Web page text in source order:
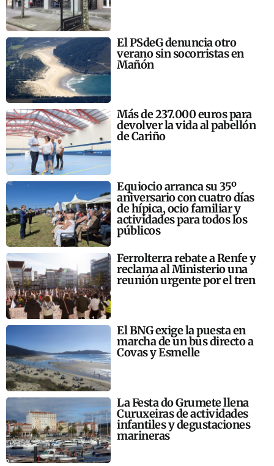
El PSdeG denuncia otro
verano sin socorristas en
Mañón
Más de 237.000 euros para
devolver la vida al pabellón
de Cariño
Equiocio arranca su 35º
aniversario con cuatro días
de hípica, ocio familiar y
actividades para todos los
públicos
Ferrolterra rebate a Renfe y
reclama al Ministerio una
reunión urgente por el tren
El BNG exige la puesta en
marcha de un bus directo a
Covas y Esmelle
La Festa do Grumete llena
Curuxeiras de actividades
infantiles y degustaciones
marineras